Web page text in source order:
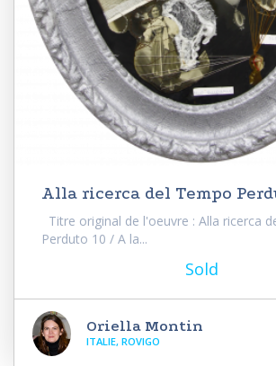
Alla ricerca del Tempo
Titre original de l'oeuvre : Alla ricerca
Perduto 10 / A la...
Sold
Oriella Montin
ITALIE, ROVIGO